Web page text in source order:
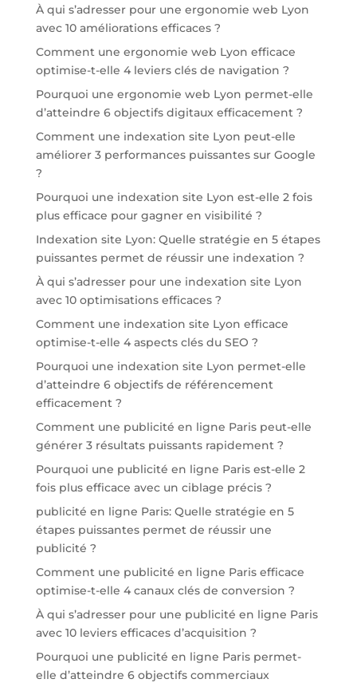
À qui s’adresser pour une ergonomie web Lyon
avec 10 améliorations efficaces ?
Comment une ergonomie web Lyon efficace
optimise-t-elle 4 leviers clés de navigation ?
Pourquoi une ergonomie web Lyon permet-elle
d’atteindre 6 objectifs digitaux efficacement ?
Comment une indexation site Lyon peut-elle
améliorer 3 performances puissantes sur Google
?
Pourquoi une indexation site Lyon est-elle 2 fois
plus efficace pour gagner en visibilité ?
Indexation site Lyon: Quelle stratégie en 5 étapes
puissantes permet de réussir une indexation ?
À qui s’adresser pour une indexation site Lyon
avec 10 optimisations efficaces ?
Comment une indexation site Lyon efficace
optimise-t-elle 4 aspects clés du SEO ?
Pourquoi une indexation site Lyon permet-elle
d’atteindre 6 objectifs de référencement
efficacement ?
Comment une publicité en ligne Paris peut-elle
générer 3 résultats puissants rapidement ?
Pourquoi une publicité en ligne Paris est-elle 2
fois plus efficace avec un ciblage précis ?
publicité en ligne Paris: Quelle stratégie en 5
étapes puissantes permet de réussir une
publicité ?
Comment une publicité en ligne Paris efficace
optimise-t-elle 4 canaux clés de conversion ?
À qui s’adresser pour une publicité en ligne Paris
avec 10 leviers efficaces d’acquisition ?
Pourquoi une publicité en ligne Paris permet-
elle d’atteindre 6 objectifs commerciaux